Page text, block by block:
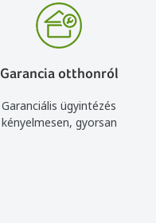
Garancia otthonról
Garanciális ügyintézés
kényelmesen, gyorsan